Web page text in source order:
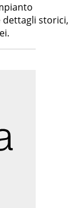
dettagli storici,